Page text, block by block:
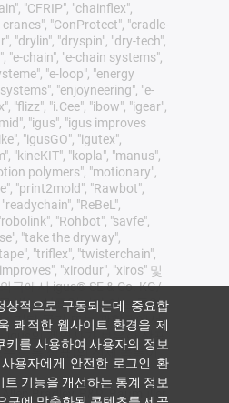
"CFRIP", "chainflex",
"ConProtect", "cradle-
"drylin", "dryspin", "dry-tech",
"e-chain", "e-chain systems",
"e-loop", "energy
"enjoyneering", "e-
"flizz", "i.Cee", "ibow", "igear",
"igus", "igus improves
"igusGO", "igutex",
"kineKIT", "kopla", "manus",
polymers", "motionary",
"print2mold", "Rawbot",
"ReBeL",
"Rohbot", "savfe",
"take the dryway",
"triflex", "twisterchain",
"xirodur", "xiros" 및
국에서 igus® SE & Co. KG/
받는 상표입니다 이는 독일,
기타 국가 또는 관할권에서
igus의 계열사가 보유한 상표
등록 상표)의 전체 목록이
Bradley, B&R, Baumüller,
상적으로 구동되는데 중요합
쾌적한 웹사이트 환경을 제
키를 사용하여 사용자의 정보
용자에게 안전한 로그인 환
트 기능을 개선하는 통계 정보